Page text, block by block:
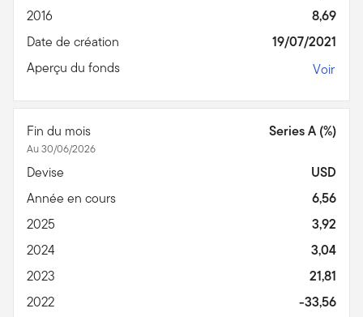
2016
8,69
Date de création
19/07/2021
Aperçu du fonds
Voir
Fin du mois
Au 30/06/2026
Series A (%)
Devise
USD
Année en cours
6,56
2025
3,92
2024
3,04
2023
21,81
2022
-33,56